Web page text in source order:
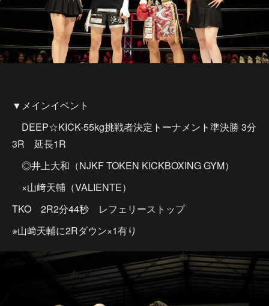
▼メインイベント
DEEP☆KICK-55kg挑戦者決定トーナメント準決勝 3分
3R 延長1R
◎井上大和（NJKF TOKEN KICKBOXING GYM）
×山﨑天輔（VALIENTE）
TKO 2R2分44秒 レフェリーストップ
※山﨑天輔に2Rダウン×1有り